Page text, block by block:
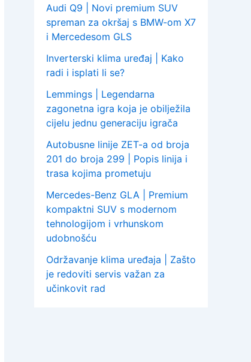
Audi Q9 | Novi premium SUV
spreman za okršaj s BMW-om X7
i Mercedesom GLS
Inverterski klima uređaj | Kako
radi i isplati li se?
Lemmings | Legendarna
zagonetna igra koja je obilježila
cijelu jednu generaciju igrača
Autobusne linije ZET-a od broja
201 do broja 299 | Popis linija i
trasa kojima prometuju
Mercedes-Benz GLA | Premium
kompaktni SUV s modernom
tehnologijom i vrhunskom
udobnošću
Održavanje klima uređaja | Zašto
je redoviti servis važan za
učinkovit rad